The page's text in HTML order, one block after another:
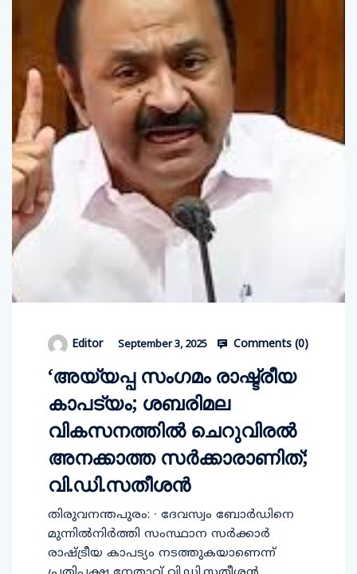
Editor September 3, 2025 Comments (0)
‘അയ്യപ്പ സംഗമം രാഷ്ട്രീയ
കാപട്യം; ശബരിമല
വികസനത്തിൽ ചെറുവിരല്‍
അനക്കാത്ത സര്‍ക്കാരാണിത്;
വി.ഡി.സതീശന്‍
തിരുവനന്തപുരം: ∙ ദേവസ്വം ബോര്‍ഡിനെ
മുന്നില്‍നിര്‍ത്തി സംസ്ഥാന സര്‍ക്കാര്‍
രാഷ്ട്രീയ കാപട്യം നടത്തുകയാണെന്ന്